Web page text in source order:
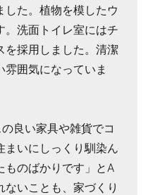
した。植物を模したウ
。洗面トイレ室にはチ
を採用しました。清潔
囲気になっていま
良い家具や雑貨でコ
まいにしっくり馴染ん
ものばかりです」とA
いことも、家づくり